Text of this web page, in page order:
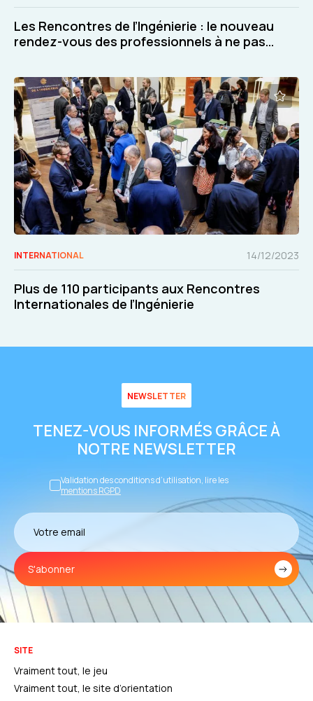
Les Rencontres de l’Ingénierie : le nouveau
rendez-vous des professionnels à ne pas
INTERNATIONAL 14/12/2023
Plus de 110 participants aux Rencontres
Internationales de l’Ingénierie
NEWSLETTER
TENEZ-VOUS INFORMÉS GRÂCE À
NOTRE NEWSLETTER
Validation des conditions d’utilisation, lire les
mentions RGPD
S'abonner
SITE
Vraiment tout, le jeu
Vraiment tout, le site d’orientation